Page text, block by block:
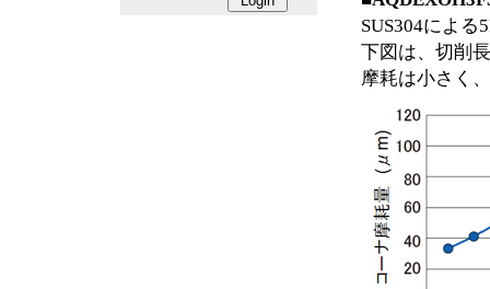
SUS304によ
下図は、切削
摩耗は小さく